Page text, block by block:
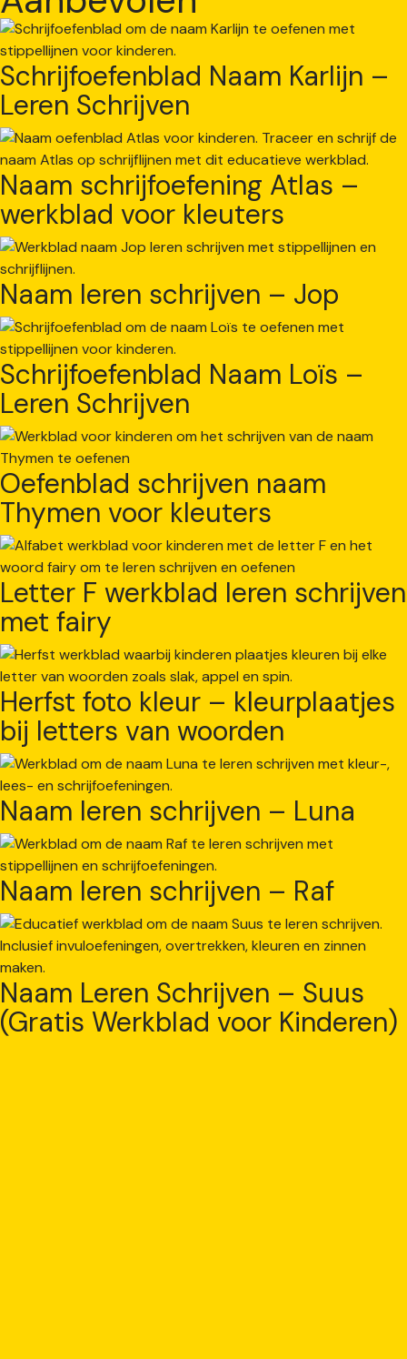
Schrijfoefenblad Naam Karlijn –
Leren Schrijven
Naam schrijfoefening Atlas –
werkblad voor kleuters
Naam leren schrijven – Jop
Schrijfoefenblad Naam Loïs –
Leren Schrijven
Oefenblad schrijven naam
Thymen voor kleuters
Letter F werkblad leren schrijven
met fairy
Herfst foto kleur – kleurplaatjes
bij letters van woorden
Naam leren schrijven – Luna
Naam leren schrijven – Raf
Naam Leren Schrijven – Suus
(Gratis Werkblad voor Kinderen)